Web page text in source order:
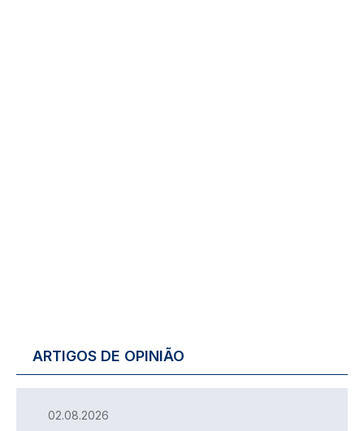
ARTIGOS DE OPINIÃO
02.08.2026